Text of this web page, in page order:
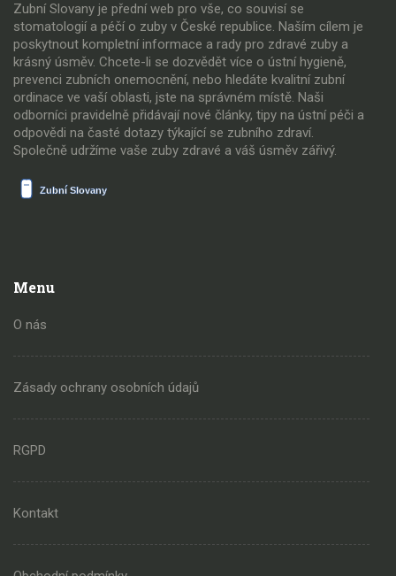
Zubní Slovany je přední web pro vše, co souvisí se
stomatologií a péčí o zuby v České republice. Naším cílem je
poskytnout kompletní informace a rady pro zdravé zuby a
krásný úsměv. Chcete-li se dozvědět více o ústní hygieně,
prevenci zubních onemocnění, nebo hledáte kvalitní zubní
ordinace ve vaší oblasti, jste na správném místě. Naši
odborníci pravidelně přidávají nové články, tipy na ústní péči a
odpovědi na časté dotazy týkající se zubního zdraví.
Společně udržíme vaše zuby zdravé a váš úsměv zářivý.
Menu
O nás
Zásady ochrany osobních údajů
RGPD
Kontakt